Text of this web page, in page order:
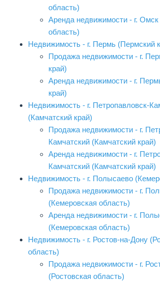
область)
Аренда недвижимости - г. Омск (Омская
область)
Недвижимость - г. Пермь
Продажа недвижимости - г. Пермь (Пермский
край)
Аренда недвижимости - г. Пермь (Пермский
край)
Недвижимость - г. Петропавловск-Камчатский
(Камчатский край)
Продажа недвижимости - г. Петропавловск-
Камчатский (Камчатский край)
Аренда недвижимости - г. Петропавловск-
Камчатский (Камчатский край)
Недвижимость - г. Полысаево
Продажа недвижимости - г. Полысаево
(Кемеровская область)
Аренда недвижимости - г. Полысаево
(Кемеровская область)
Недвижимость - г. Ростов-на-Дону (Ростовская
область)
Продажа недвижимости - г. Ростов-на-Дону
(Ростовская область)